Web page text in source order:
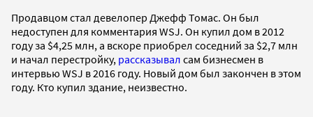
Продавцом стал девелопер Джефф Томас. Он был
недоступен для комментария WSJ. Он купил дом в 2012
году за $4,25 млн, а вскоре приобрел соседний за $2,7 млн
и начал перестройку, рассказывал сам бизнесмен в
интервью WSJ в 2016 году. Новый дом был закончен в этом
году. Кто купил здание, неизвестно.